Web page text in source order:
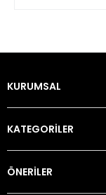
KURUMSAL
KATEGORİLER
ÖNERİLER